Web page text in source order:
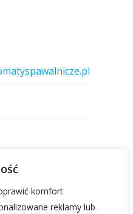
komfort
reklamy lub